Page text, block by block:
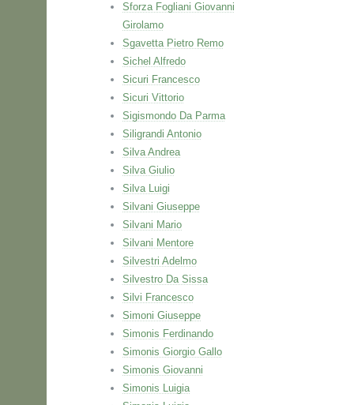
Sforza Fogliani Giovanni
Girolamo
Sgavetta Pietro Remo
Sichel Alfredo
Sicuri Francesco
Sicuri Vittorio
Sigismondo Da Parma
Siligrandi Antonio
Silva Andrea
Silva Giulio
Silva Luigi
Silvani Giuseppe
Silvani Mario
Silvani Mentore
Silvestri Adelmo
Silvestro Da Sissa
Silvi Francesco
Simoni Giuseppe
Simonis Ferdinando
Simonis Giorgio Gallo
Simonis Giovanni
Simonis Luigia